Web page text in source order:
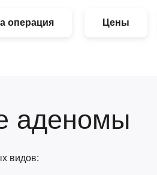
операция Цены
аденомы
видов: